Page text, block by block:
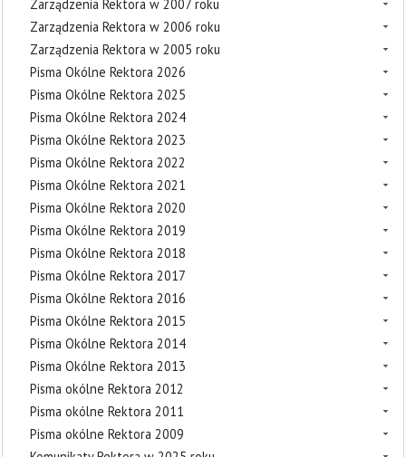
Zarządzenia Rektora w 2007 roku
Zarządzenia Rektora w 2006 roku
Zarządzenia Rektora w 2005 roku
Pisma Okólne Rektora 2026
Pisma Okólne Rektora 2025
Pisma Okólne Rektora 2024
Pisma Okólne Rektora 2023
Pisma Okólne Rektora 2022
Pisma Okólne Rektora 2021
Pisma Okólne Rektora 2020
Pisma Okólne Rektora 2019
Pisma Okólne Rektora 2018
Pisma Okólne Rektora 2017
Pisma Okólne Rektora 2016
Pisma Okólne Rektora 2015
Pisma Okólne Rektora 2014
Pisma Okólne Rektora 2013
Pisma okólne Rektora 2012
Pisma okólne Rektora 2011
Pisma okólne Rektora 2009